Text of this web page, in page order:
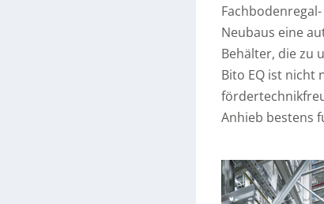
Neubaus eine
Behälter, die zu
Bito EQ ist nicht
Anhieb bestens